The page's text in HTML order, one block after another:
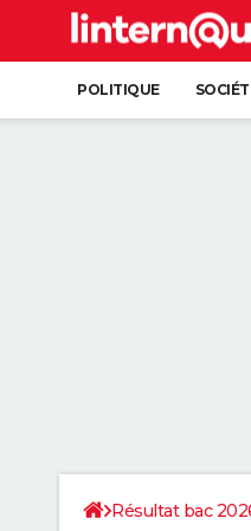
POLITIQUE
Résultat bac